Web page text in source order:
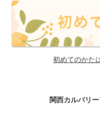
初めてのかた
関西カルバリ